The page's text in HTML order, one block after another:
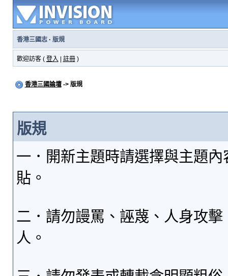
香港三國志· 版規
歡迎訪客 ( 登入 註冊)
香港三國論壇-> 版規
版規
一．開新主題時請選擇與主題
貼。
二．請勿謾罵、誣蔑、人身攻
人。